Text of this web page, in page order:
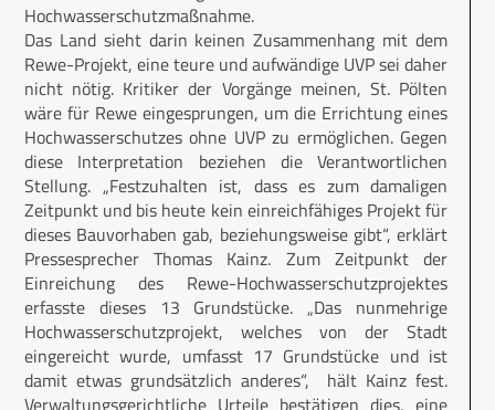
Hochwasserschutzmaßnahme.
Das Land sieht darin keinen Zusammenhang mit dem
Rewe-Projekt, eine teure und aufwändige UVP sei daher
nicht nötig. Kritiker der Vorgänge meinen, St. Pölten
wäre für Rewe eingesprungen, um die Errichtung eines
Hochwasserschutzes ohne UVP zu ermöglichen. Gegen
diese Interpretation beziehen die Verantwortlichen
Stellung. „Festzuhalten ist, dass es zum damaligen
Zeitpunkt und bis heute kein einreichfähiges Projekt für
dieses Bauvorhaben gab, beziehungsweise gibt“, erklärt
Pressesprecher Thomas Kainz. Zum Zeitpunkt der
Einreichung des Rewe-Hochwasserschutzprojektes
erfasste dieses 13 Grundstücke. „Das nunmehrige
Hochwasserschutzprojekt, welches von der Stadt
eingereicht wurde, umfasst 17 Grundstücke und ist
damit etwas grundsätzlich anderes“, hält Kainz fest.
Verwaltungsgerichtliche Urteile bestätigen dies, eine